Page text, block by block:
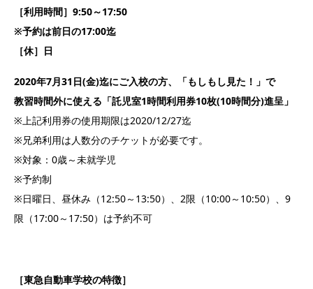
［利用時間］9:50～17:50
※予約は前日の17:00迄
［休］日
2020年7月31日(金)迄にご入校の方、「もしもし見た！」で
教習時間外に使える「託児室1時間利用券10枚(10時間分)進呈」
※上記利用券の使用期限は2020/12/27迄
※兄弟利用は人数分のチケットが必要です。
※対象：0歳～未就学児
※予約制
※日曜日、昼休み（12:50～13:50）、2限（10:00～10:50）、9
限（17:00～17:50）は予約不可
［東急自動車学校の特徴］